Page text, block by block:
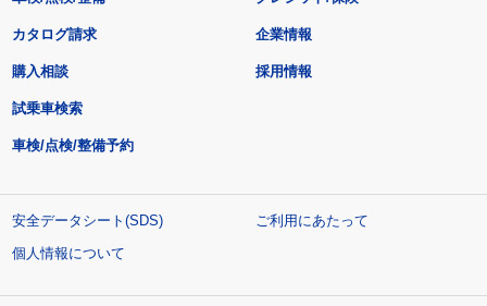
カタログ請求
購入相談
試乗車検索
車検/点検/整備予約
企業情報
採用情報
安全データシート(SDS)
ご利用にあたって
個人情報について